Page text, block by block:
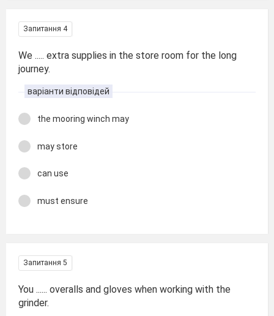
Запитання 4
We ..... extra supplies in the store room for the long
journey.
варіанти відповідей
the mooring winch may
may store
can use
must ensure
Запитання 5
You ...... overalls and gloves when working with the
grinder.